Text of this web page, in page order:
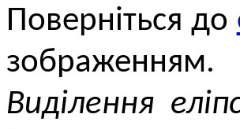
Поверніться до
Виділення